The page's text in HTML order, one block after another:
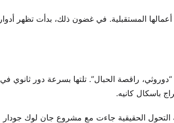
المستقبلية. في غضون ذلك، بدأت تظهر أدوار
جاءت أول تجربة احترافية لها على الشاشة كمجرد أدوار إضافية في المسلسل عام 1983 “دوروثي، راقصة الحبال”. تلتها بسرعة دور ثانوي في
باسكال كانيه.
التحول الحقيقية جاءت مع مشروع جان لوك جودار